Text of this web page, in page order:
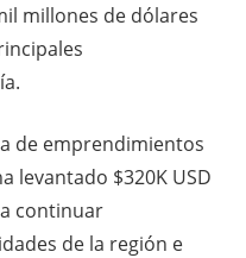
millones de dólares
de emprendimientos
levantado $320K USD
continuar
de la región e